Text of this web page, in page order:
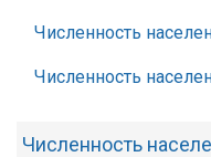
Численность
Численность
Численность